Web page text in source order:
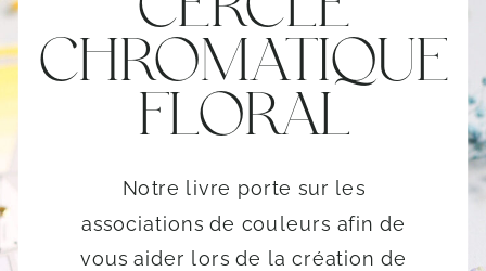
Notre livre porte sur les
associations de couleurs afin de
vous aider lors de la création de
CHROMATIQUE
FLORAL